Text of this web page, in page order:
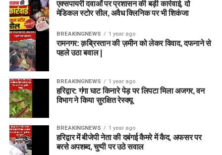
एक्सपायरी दवाओं पर प्रशासन की बड़ी कार्रवाई, दो
मेडिकल स्टोर सील, अवैध क्लिनिक पर भी शिकंजा
BREAKINGNEWS 1 year ago
रामनगर: क़ब्रिस्तान की ज़मीन को लेकर विवाद, दफनाने से
पहले उठा बवाल |
BREAKINGNEWS 1 year ago
हरिद्वार: गंगा घाट किनारे पेड़ पर लिपटा मिला अजगर, वन
विभाग ने किया सुरक्षित रेस्क्यू
BREAKINGNEWS 1 year ago
हरिद्वार में बीजेपी नेता की दबंगई कैमरे में कैद, अफसर पर
बरसे अपशब्द, चुप्पी पर उठे सवाल